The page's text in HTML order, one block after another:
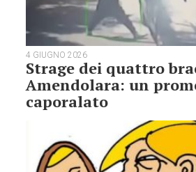
4 GIUGNO 2026
Strage dei quattro
Amendolara: un
caporalato